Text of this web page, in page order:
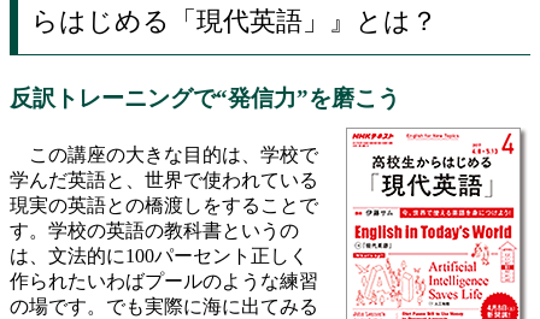
らはじめる「現代英語」』とは？
反訳トレーニングで“発信力”を磨こう
この講座の大きな目的は、学校で
学んだ英語と、世界で使われている
現実の英語との橋渡しをすることで
す。学校の英語の教科書というの
は、文法的に100パーセント正しく
作られたいわばプールのような練習
の場です。でも実際に海に出てみる